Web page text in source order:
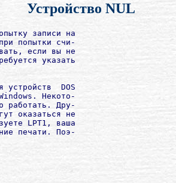
Устройство NUL
записи на
попытки счи-
если вы не
указать
устройств  DOS
Некото-
работать. Дру-
оказаться не
LPT1, ваша
печати. Поэ-